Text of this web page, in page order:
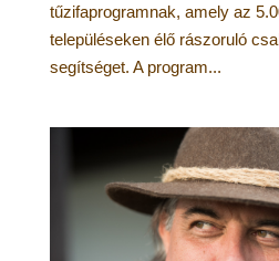
tűzifaprogramnak, amely az
településeken élő rászoruló
segítséget. A program...